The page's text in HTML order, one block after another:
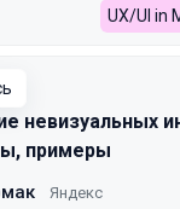
UX/UI in
невизуальных
примеры
Яндекс